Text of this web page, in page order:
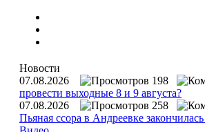
Новости
07.08.2026
198
провести выходные 8 и 9 августа?
07.08.2026
258
Пьяная ссора в Андреевке